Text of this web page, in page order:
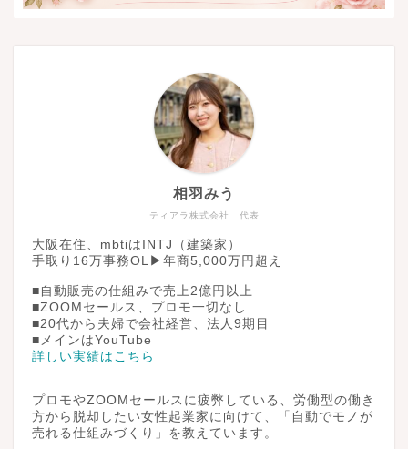
ティアラ株式会社 代表
相羽みう
大阪在住、mbtiはINTJ（建築家）
手取り16万事務OL▶︎年商5,000万円超え
■自動販売の仕組みで売上2億円以上
■ZOOMセールス、プロモ一切なし
■20代から夫婦で会社経営、法人9期目
■メインはYouTube
詳しい実績はこちら
プロモやZOOMセールスに疲弊している、労働型の働き
方から脱却したい女性起業家に向けて、「自動でモノが
売れる仕組みづくり」を教えています。